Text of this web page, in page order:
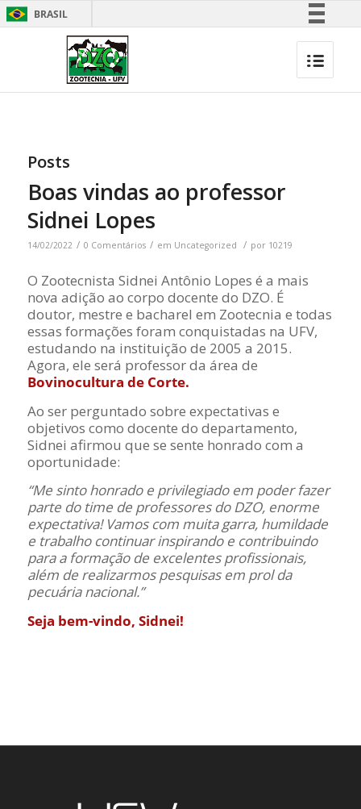
BRASIL
Posts
Boas vindas ao professor
Sidnei Lopes
14/02/2022 / 0 Comentários / em Uncategorized / por 10219
O Zootecnista Sidnei Antônio Lopes é a mais
nova adição ao corpo docente do DZO. É
doutor, mestre e bacharel em Zootecnia e todas
essas formações foram conquistadas na UFV,
estudando na instituição de 2005 a 2015.
Agora, ele será professor da área de
Bovinocultura de Corte.
Ao ser perguntado sobre expectativas e
objetivos como docente do departamento,
Sidnei afirmou que se sente honrado com a
oportunidade:
“Me sinto honrado e privilegiado em poder fazer
parte do time de professores do DZO, enorme
expectativa! Vamos com muita garra, humildade
e trabalho continuar inspirando e contribuindo
para a formação de excelentes profissionais,
além de realizarmos pesquisas em prol da
pecuária nacional.”
Seja bem-vindo, Sidnei!